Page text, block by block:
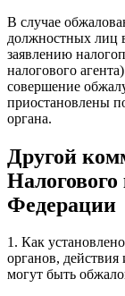
В случае
должностных лиц
заявлению
налогового
совершение
приостановлены
органа.
Другой
Налогового
Федерации
1. Как
органов,
могут быть